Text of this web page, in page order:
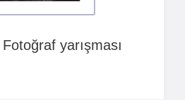
yarışması